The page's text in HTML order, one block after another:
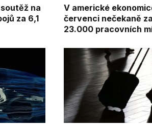
na
za 6,1
V americké
červenci nečekaně
23.000 pracovních